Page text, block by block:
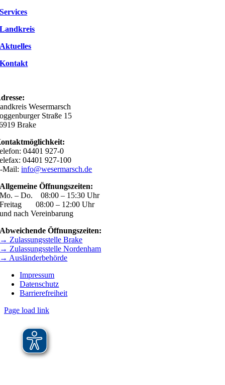
Services
Landkreis
Aktuelles
Kontakt
Wesermarsch
Straße 15
Brake
04401 927-0
04401 927-100
Mail:info@wesermarsch.de
Allgemeine Öffnungszeiten:
Mo. – Do. 08:00 – 15:30 Uhr
Freitag 08:00 – 12:00 Uhr
und nach Vereinbarung
Abweichende Öffnungszeiten:
→ Zulassungsstelle Brake
→ Zulassungsstelle Nordenham
→ Ausländerbehörde
Impressum
Datenschutz
Barrierefreiheit
Page load link